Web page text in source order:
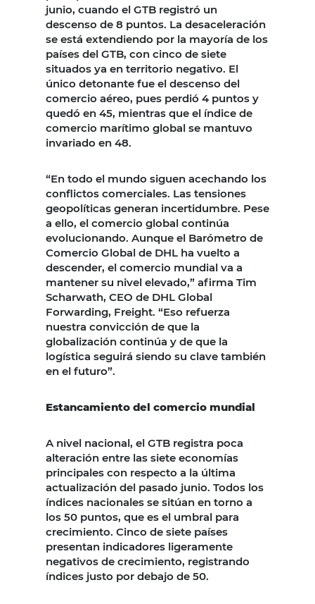
junio, cuando el GTB registró un
descenso de 8 puntos. La desaceleración
se está extendiendo por la mayoría de los
países del GTB, con cinco de siete
situados ya en territorio negativo. El
único detonante fue el descenso del
comercio aéreo, pues perdió 4 puntos y
quedó en 45, mientras que el índice de
comercio marítimo global se mantuvo
invariado en 48.
“En todo el mundo siguen acechando los
conflictos comerciales. Las tensiones
geopolíticas generan incertidumbre. Pese
a ello, el comercio global continúa
evolucionando. Aunque el Barómetro de
Comercio Global de DHL ha vuelto a
descender, el comercio mundial va a
mantener su nivel elevado,” afirma Tim
Scharwath, CEO de DHL Global
Forwarding, Freight. “Eso refuerza
nuestra convicción de que la
globalización continúa y de que la
logística seguirá siendo su clave también
en el futuro”.
Estancamiento del comercio mundial
A nivel nacional, el GTB registra poca
alteración entre las siete economías
principales con respecto a la última
actualización del pasado junio. Todos los
índices nacionales se sitúan en torno a
los 50 puntos, que es el umbral para
crecimiento. Cinco de siete países
presentan indicadores ligeramente
negativos de crecimiento, registrando
índices justo por debajo de 50.